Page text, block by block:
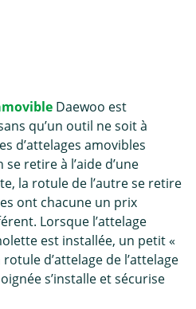
Daewoo est
qu’un outil ne soit à
d’attelages amovibles
retire à l’aide d’une
la rotule de l’autre se retire
ont chacune un prix
Lorsque l’attelage
est installée, un petit «
d’attelage de l’attelage
s’installe et sécurise